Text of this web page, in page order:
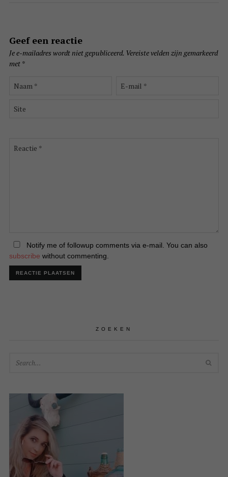
Geef een reactie
Je e-mailadres wordt niet gepubliceerd. Vereiste velden zijn gemarkeerd
met *
Notify me of followup comments via e-mail. You can also
subscribe without commenting.
ZOEKEN